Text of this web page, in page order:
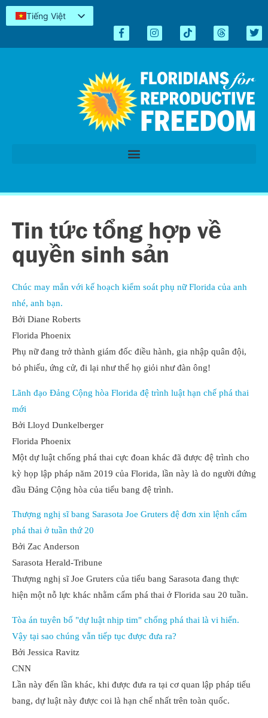
Tiếng Việt
Español
Tin tức tổng hợp về
quyền sinh sản
Chúc may mắn với kế hoạch kiểm soát phụ nữ Florida của anh
nhé, anh bạn.
Bởi Diane Roberts
Florida Phoenix
Phụ nữ đang trở thành giám đốc điều hành, gia nhập quân đội,
bỏ phiếu, ứng cử, đi lại như thể họ giỏi như đàn ông!
Lãnh đạo Đảng Cộng hòa Florida đệ trình luật hạn chế phá thai
mới
Bởi Lloyd Dunkelberger
Florida Phoenix
Một dự luật chống phá thai cực đoan khác đã được đệ trình cho
kỳ họp lập pháp năm 2019 của Florida, lần này là do người đứng
đầu Đảng Cộng hòa của tiểu bang đệ trình.
Thượng nghị sĩ bang Sarasota Joe Gruters đệ đơn xin lệnh cấm
phá thai ở tuần thứ 20
Bởi Zac Anderson
Sarasota Herald-Tribune
Thượng nghị sĩ Joe Gruters của tiểu bang Sarasota đang thực
hiện một nỗ lực khác nhằm cấm phá thai ở Florida sau 20 tuần.
Tòa án tuyên bố "dự luật nhịp tim" chống phá thai là vi hiến.
Vậy tại sao chúng vẫn tiếp tục được đưa ra?
Bởi Jessica Ravitz
CNN
Lần này đến lần khác, khi được đưa ra tại cơ quan lập pháp tiểu
bang, dự luật này được coi là hạn chế nhất trên toàn quốc.